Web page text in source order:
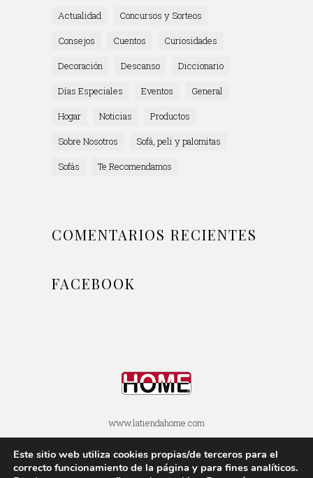
Actualidad
Concursos y Sorteos
Consejos
Cuentos
Curiosidades
Decoración
Descanso
Diccionario
Días Especiales
Eventos
General
Hogar
Noticias
Productos
Sobre Nosotros
Sofá, peli y palomitas
Sofás
Te Recomendamos
COMENTARIOS RECIENTES
FACEBOOK
www.latiendahome.com
POLÍTICA DE COOKIES POLÍTICA DE PRIVACIDAD
Este sitio web utiliza cookies propias/de terceros para el
correcto funcionamiento de la página y para fines analí­ticos.